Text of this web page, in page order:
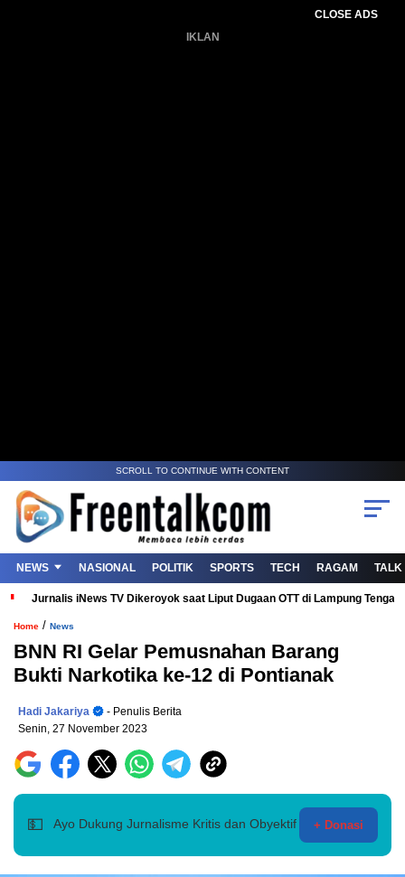
CLOSE ADS
IKLAN
SCROLL TO CONTINUE WITH CONTENT
NEWS NASIONAL POLITIK SPORTS TECH RAGAM TALK
Jurnalis iNews TV Dikeroyok saat Liput Dugaan OTT di Lampung
Home / News
BNN RI Gelar Pemusnahan Barang
Bukti Narkotika ke-12 di Pontianak
Hadi Jakariya
- Penulis Berita
Senin, 27 November 2023
💵 Ayo Dukung Jurnalisme Kritis dan Obyektif + Donasi